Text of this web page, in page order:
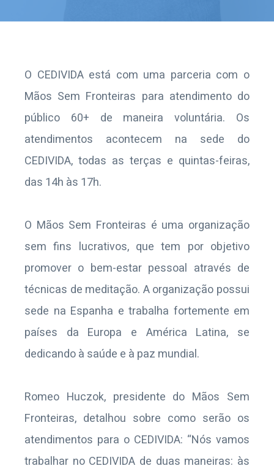
O CEDIVIDA está com uma parceria com o
Mãos Sem Fronteiras para atendimento do
público 60+ de maneira voluntária. Os
atendimentos acontecem na sede do
CEDIVIDA, todas as terças e quintas-feiras,
das 14h às 17h.
O Mãos Sem Fronteiras é uma organização
sem fins lucrativos, que tem por objetivo
promover o bem-estar pessoal através de
técnicas de meditação. A organização possui
sede na Espanha e trabalha fortemente em
países da Europa e América Latina, se
dedicandoà saúde e à paz mundial.
Romeo Huczok, presidente do Mãos Sem
Fronteiras, detalhou sobre como serão os
atendimentos para o CEDIVIDA: “Nós vamos
trabalhar no CEDIVIDA de duas maneiras: às